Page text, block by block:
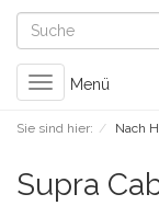
Toggle
navigation
Menü
Sie sind hier: Nach
Supra